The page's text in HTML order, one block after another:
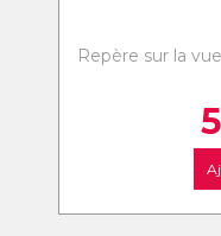
Repère sur la